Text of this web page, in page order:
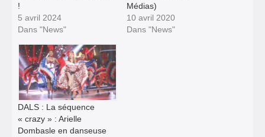
!
5 avril 2024
Dans "News"
Médias)
10 avril 2020
Dans "News"
DALS : La séquence
« crazy » : Arielle
Dombasle en danseuse